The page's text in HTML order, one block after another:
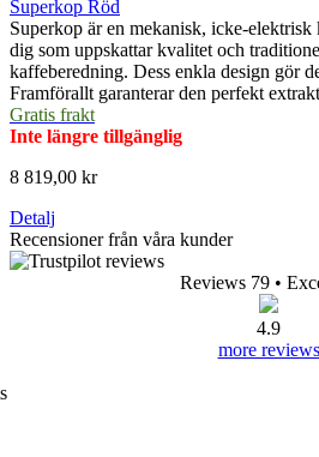
Superkop Röd
Superkop är en mekanisk, icke-
dig som uppskattar kvalitet och
kaffeberedning. Dess enkla design gör
Framförallt garanterar den perfekt
Gratis frakt
Inte längre tillgänglig
8 819,00 kr
Detalj
Recensioner från våra kunder
Reviews 79 •
4.9
more reviews